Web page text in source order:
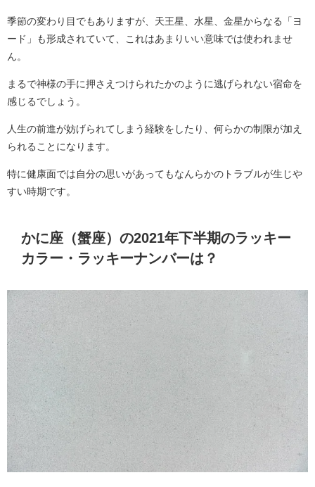
季節の変わり目でもありますが、天王星、水星、金星からなる「ヨ
ード」も形成されていて、これはあまりいい意味では使われませ
ん。
まるで神様の手に押さえつけられたかのように逃げられない宿命を
感じるでしょう。
人生の前進が妨げられてしまう経験をしたり、何らかの制限が加え
られることになります。
特に健康面では自分の思いがあってもなんらかのトラブルが生じや
すい時期です。
かに座（蟹座）の2021年下半期のラッキー
カラー・ラッキーナンバーは？